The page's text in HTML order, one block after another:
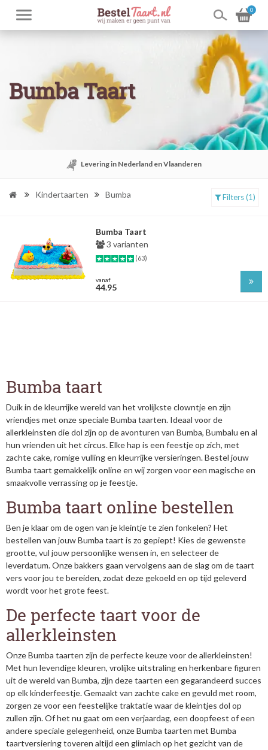
0
Bumba Taart
Levering in Nederland en Vlaanderen
Kindertaarten Bumba Filters (1)
Bumba Taart
3 varianten
(63)
vanaf
44.95
Bumba taart
Duik in de kleurrijke wereld van het vrolijkste clowntje en zijn
vriendjes met onze speciale Bumba taarten. Ideaal voor de
allerkleinsten die dol zijn op de avonturen van Bumba, Bumbalu en al
hun vrienden uit het circus. Elke hap is een feestje op zich, met
zachte cake, romige vulling en kleurrijke versieringen. Bestel jouw
Bumba taart gemakkelijk online en wij zorgen voor een magische en
smaakvolle verrassing op je feestje.
Bumba taart online bestellen
Ben je klaar om de ogen van je kleintje te zien fonkelen? Het
bestellen van jouw Bumba taart is zo gepiept! Kies de gewenste
grootte, vul jouw persoonlijke wensen in, en selecteer de
leverdatum. Onze bakkers gaan vervolgens aan de slag om de taart
vers voor jou te bereiden, zodat deze gekoeld en op tijd geleverd
wordt voor het grote feest.
De perfecte taart voor de
allerkleinsten
Onze Bumba taarten zijn de perfecte keuze voor de allerkleinsten!
Met hun levendige kleuren, vrolijke uitstraling en herkenbare figuren
uit de wereld van Bumba, zijn deze taarten een gegarandeerd succes
op elk kinderfeestje. Gemaakt van zachte cake en gevuld met room,
zorgen ze voor een feestelijke traktatie waar de kleintjes dol op
zullen zijn. Of het nu gaat om een verjaardag, een doopfeest of een
andere speciale gelegenheid, onze Bumba taarten met Bumba
taartversiering toveren altijd een glimlach op het gezicht van de